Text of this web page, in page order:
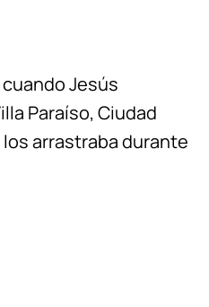
Jesús
Paraíso, Ciudad
los arrastraba durante